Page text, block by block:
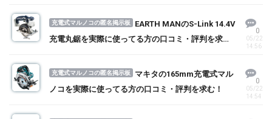
充電式マルノコの匿名掲示板
EARTH MANのS-Link 14.4V
充電丸鋸を実際に使ってる方の口コミ・評判を求
0
05/22
14:56
充電式マルノコの匿名掲示板
マキタの165mm充電式マル
ノコを実際に使ってる方の口コミ・評判を求む！
0
05/22
14:54